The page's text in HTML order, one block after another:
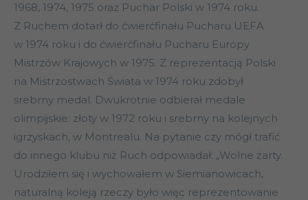
1968, 1974, 1975 oraz Puchar Polski w 1974 roku.
Z Ruchem dotarł do ćwierćfinału Pucharu UEFA
w 1974 roku i do ćwierćfinału Pucharu Europy
Mistrzów Krajowych w 1975. Z reprezentacją Polski
na Mistrzostwach Świata w 1974 roku zdobył
srebrny medal. Dwukrotnie odbierał medale
olimpijskie: złoty w 1972 roku i srebrny na kolejnych
igrzyskach, w Montrealu. Na pytanie czy mógł trafić
do innego klubu niż Ruch odpowiadał: „Wolne żarty.
Urodziłem się i wychowałem w Siemianowicach,
naturalną koleją rzeczy było więc reprezentowanie